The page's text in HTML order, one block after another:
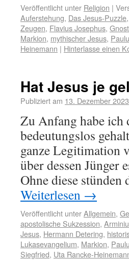
Veröffentlicht unter Religion |
Auferstehung, Das Jesus-Puzzle,
Zeugen, Flavius Josephus,
Markion, mythischer Jesus,
Heinemann | Hinterlasse einen
Hat Jesus je
Publiziert am 13. Dezember 2023
Zu Anfang habe ich
bedeutungslos
ganze Legitimation
über dessen Jünger
Ohne diese
Weiterlesen →
Veröffentlicht unterAllgemein,
apostolische Sukzession,
Jesus, Hermann Detering,
Lukasevangelium, Markion,
Siegfried, Uta Rancke-